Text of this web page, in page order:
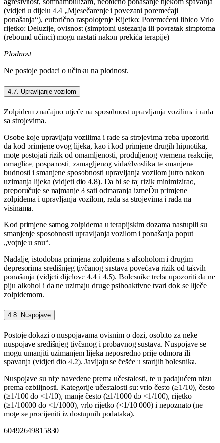
agresivnost, somnambulizam, neobično ponašanje tijekom spavanja
(vidjeti u dijelu 4.4 „Mjesečarenje i povezani poremećaji
ponašanja“), euforično raspoloţenje Rijetko: Poremećeni libido Vrlo
rijetko: Deluzije, ovisnost (simptomi ustezanja ili povratak simptoma
(rebound učinci) mogu nastati nakon prekida terapije)
Plodnost
Ne postoje podaci o učinku na plodnost.
4.7. Upravljanje vozilom
Zolpidem značajno utječe na sposobnost upravljanja vozilima i rada
sa strojevima.
Osobe koje upravljaju vozilima i rade sa strojevima treba upozoriti
da kod primjene ovog lijeka, kao i kod primjene drugih hipnotika,
moţe postojati rizik od omamljenosti, produljenog vremena reakcije,
omaglice, pospanosti, zamagljenog vida/dvoslika te smanjene
budnosti i smanjene sposobnosti upravljanja vozilom jutro nakon
uzimanja lijeka (vidjeti dio 4.8). Da bi se taj rizik minimizirao,
preporučuje se najmanje 8 sati odmaranja izmeĎu primjene
zolpidema i upravljanja vozilom, rada sa strojevima i rada na
visinama.
Kod primjene samog zolpidema u terapijskim dozama nastupili su
smanjenje sposobnosti upravljanja vozilom i ponašanja poput
„voţnje u snu“.
Nadalje, istodobna primjena zolpidema s alkoholom i drugim
depresorima središnjeg ţivčanog sustava povećava rizik od takvih
ponašanja (vidjeti dijelove 4.4 i 4.5). Bolesnike treba upozoriti da ne
piju alkohol i da ne uzimaju druge psihoaktivne tvari dok se liječe
zolpidemom.
4.8. Nuspojave
Postoje dokazi o nuspojavama ovisnim o dozi, osobito za neke
nuspojave središnjeg ţivčanog i probavnog sustava. Nuspojave se
mogu umanjiti uzimanjem lijeka neposredno prije odmora ili
spavanja (vidjeti dio 4.2). Javljaju se češće u starijih bolesnika.
Nuspojave su niţe navedene prema učestalosti, te u padajućem nizu
prema ozbiljnosti. Kategorije učestalosti su: vrlo često (≥1/10), često
(≥1/100 do <1/10), manje često (≥1/1000 do <1/100), rijetko
(≥1/10000 do <1/1000), vrlo rijetko (<1/10 000) i nepoznato (ne
moţe se procijeniti iz dostupnih podataka).
60492649815830